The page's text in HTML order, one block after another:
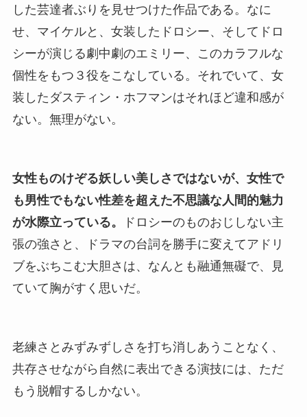
した芸達者ぶりを見せつけた作品である。なに
せ、マイケルと、女装したドロシー、そしてドロ
シーが演じる劇中劇のエミリー、このカラフルな
個性をもつ３役をこなしている。それでいて、女
装したダスティン・ホフマンはそれほど違和感が
ない。無理がない。
女性ものけぞる妖しい美しさではないが、女性で
も男性でもない性差を超えた不思議な人間的魅力
が水際立っている。
ドロシーのものおじしない主
張の強さと、ドラマの台詞を勝手に変えてアドリ
ブをぶちこむ大胆さは、なんとも融通無礙で、見
ていて胸がすく思いだ。
老練さとみずみずしさを打ち消しあうことなく、
共存させながら自然に表出できる演技には、ただ
もう脱帽するしかない。